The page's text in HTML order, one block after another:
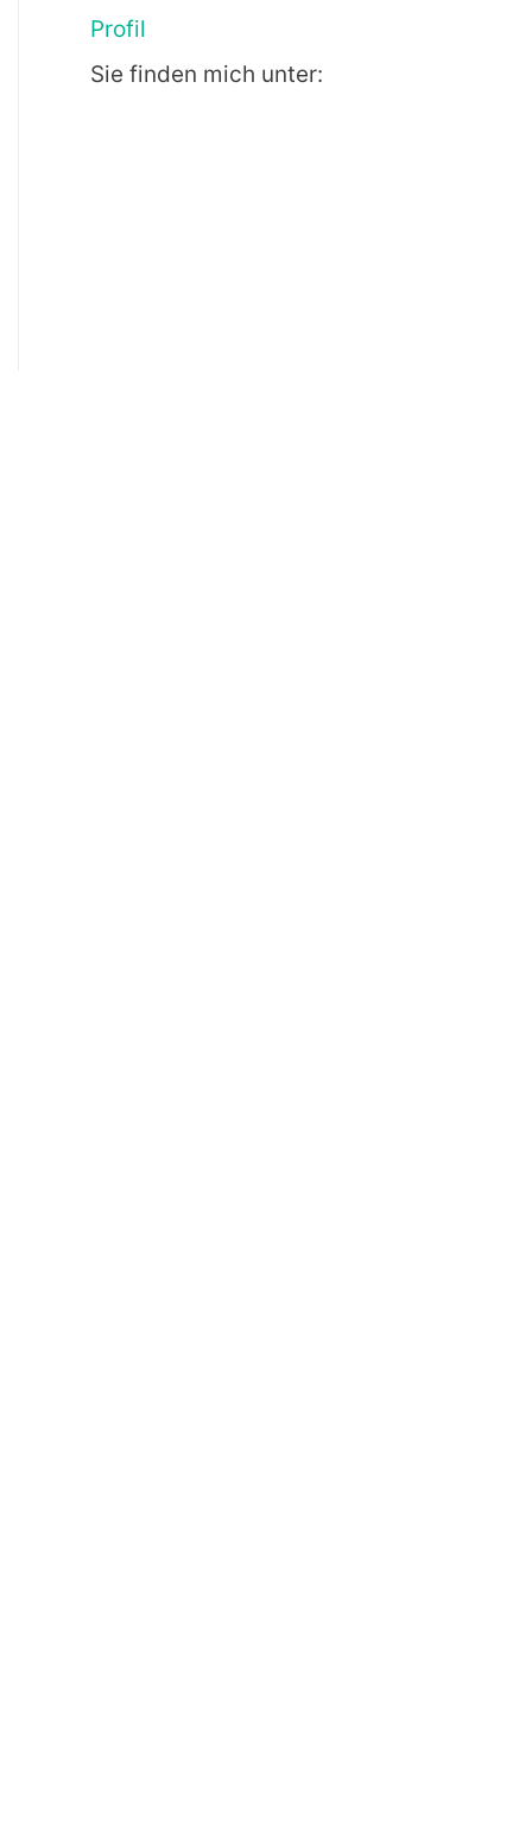
Profil
Sie finden mich unter: